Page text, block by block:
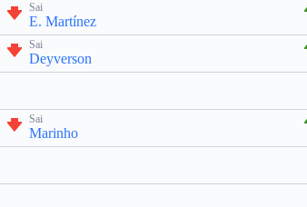
Sai
E. Martínez
Sai
Deyverson
Sai
Marinho